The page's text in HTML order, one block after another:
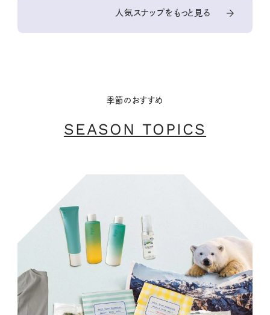
人気スナップをもっと見る
季節のおすすめ
SEASON TOPICS